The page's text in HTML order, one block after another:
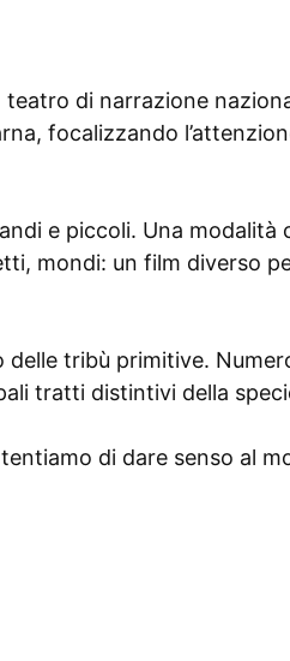
di narrazione
focalizzando
e piccoli. Una modalità
mondi: un film diverso
tribù primitive.
tratti distintivi della
di dare senso al